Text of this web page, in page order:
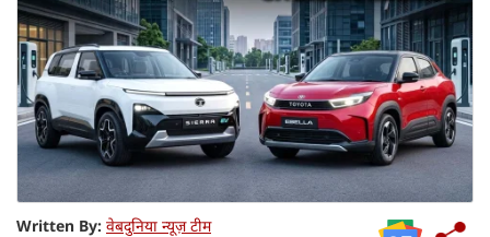
Written By: वेबदुनिया न्यूज़ टीम